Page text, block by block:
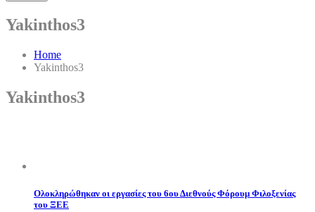
Yakinthos3
Home
Yakinthos3
Yakinthos3
Ολοκληρώθηκαν οι εργασίες του 6ου Διεθνούς Φόρουμ Φιλοξενίας
του ΞΕΕ